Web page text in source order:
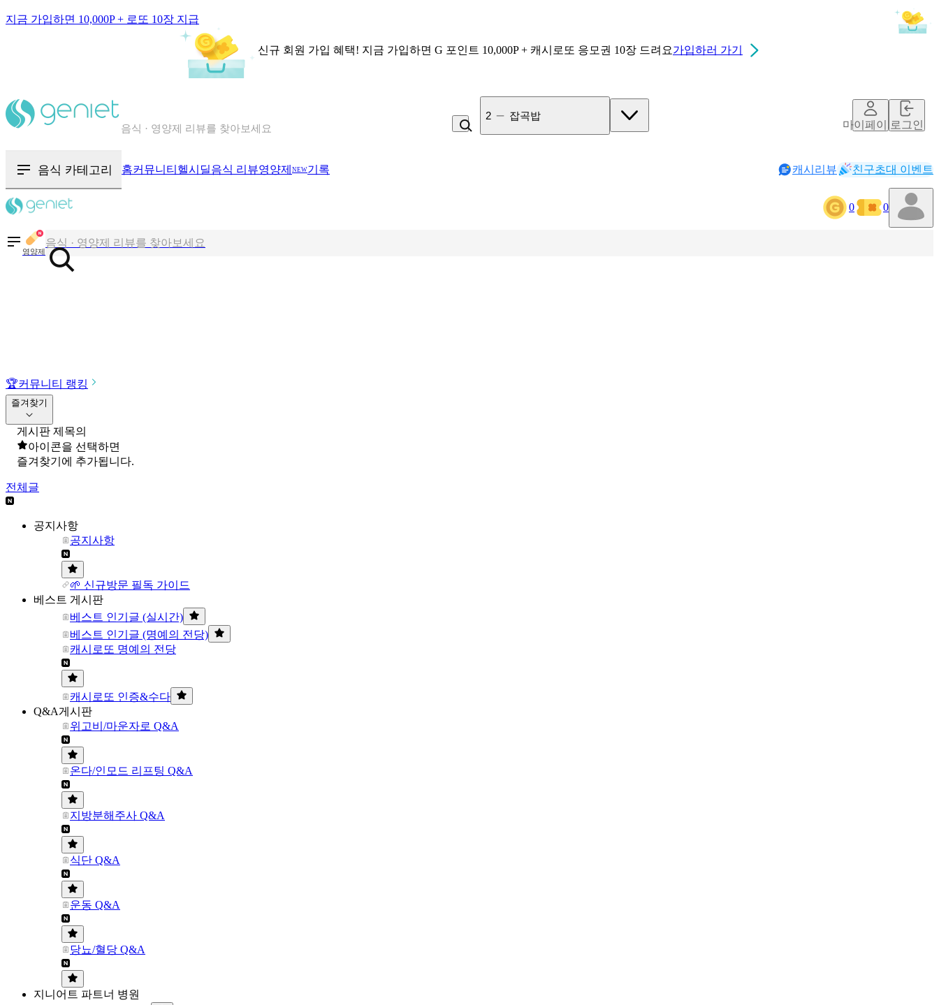
지금 가입하면 10,000P + 로또 10장 지급
신규 회원 가입 혜택! 지금 가입하면 G 포인트 10,000P + 캐시로또 응모권 10장 드려요가입하러 가기
칼로리와 영양성분을 검색해보세요
음식 · 영양제 리뷰를 찾아보세요
3 사과
마이페이지로그인
음식 카테고리 홈커뮤니티 헬시딜음식 리뷰영양제 NEW기록 캐시리뷰 친구초대 이벤트
0 0
영양제
칼로리와 영양성분을 검색해보세요
음식 · 영양제 리뷰를 찾아보세요
🏆커뮤니티 랭킹
즐겨찾기
게시판 제목의
아이콘을 선택하면
즐겨찾기에 추가됩니다.
전체글
공지사항
공지사항
🌱 신규방문 필독 가이드
베스트 게시판
베스트 인기글 (실시간)
베스트 인기글 (명예의 전당)
캐시로또 명예의 전당
캐시로또 인증&수다
Q&A게시판
위고비/마운자로 Q&A
온다/인모드 리프팅 Q&A
지방분해주사 Q&A
식단 Q&A
운동 Q&A
당뇨/혈당 Q&A
지니어트 파트너 병원